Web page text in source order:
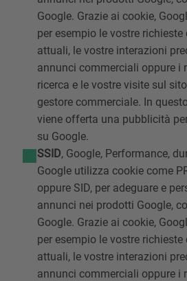
Google. Grazie ai cookie,
per esempio le vostre richieste
attuali, le vostre interazioni
annunci commerciali oppure i
ricerca e le vostre visite sul
gestore commerciale. In
viene offerta una pubblicità
su Google.
SSID, Google, Performance,
Google utilizza cookie come
oppure SID, per adeguare e
annunci nei prodotti Google,
Google. Grazie ai cookie,
per esempio le vostre richieste
attuali, le vostre interazioni
annunci commerciali oppure i